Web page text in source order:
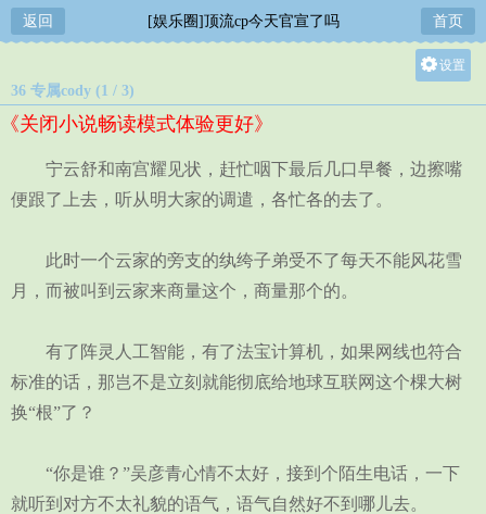
返回 [娱乐圈]顶流cp今天官宣了吗 首页
设置
中
36 专属cody (1 / 3)
《关闭小说畅读模式体验更好》
宁云舒和南宫耀见状，赶忙咽下最后几口早餐，边擦嘴
便跟了上去，听从明大家的调遣，各忙各的去了。
此时一个云家的旁支的纨绔子弟受不了每天不能风花雪
月，而被叫到云家来商量这个，商量那个的。
有了阵灵人工智能，有了法宝计算机，如果网线也符合
标准的话，那岂不是立刻就能彻底给地球互联网这个棵大树
换“根”了？
“你是谁？”吴彦青心情不太好，接到个陌生电话，一下
就听到对方不太礼貌的语气，语气自然好不到哪儿去。